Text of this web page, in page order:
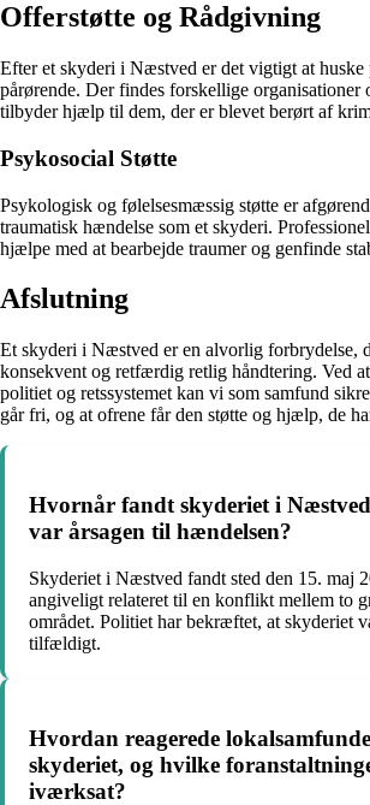
Offerstøtte og Rådgivning
Efter et skyderi i Næstved er det vigtigt at huske
pårørende. Der findes forskellige organisationer
tilbyder hjælp til dem, der er blevet berørt af
Psykosocial Støtte
Psykologisk og følelsesmæssig støtte er
traumatisk hændelse som et skyderi.
hjælpe med at bearbejde traumer og genfinde
Afslutning
Et skyderi i Næstved er en alvorlig forbrydelse,
konsekvent og retfærdig retlig håndtering. Ved
politiet og retssystemet kan vi som samfund
går fri, og at ofrene får den støtte og hjælp, de
Hvornår fandt skyderiet i
var årsagen til hændelsen?
Skyderiet i Næstved fandt sted den 15. maj
angiveligt relateret til en konflikt mellem to
området. Politiet har bekræftet, at skyderiet
tilfældigt.
Hvordan reagerede
skyderiet, og hvilke
iværksat?